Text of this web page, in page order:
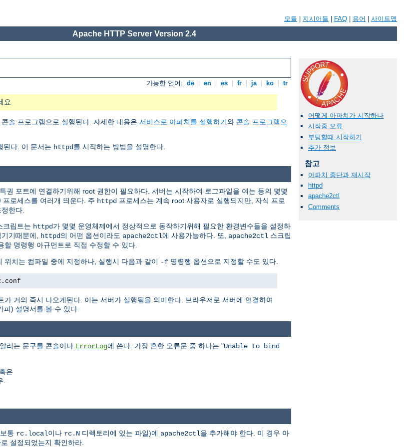
모듈 지시어들 FAQ 용어 사이트맵
Apache HTTP Server Version 2.4
가능한 언어: de en es fr ja ko tr
요.
솔 프로그램으로 실행된다. 자세한 내용은 서비스로 아파치를 실행하기와 콘솔 프로그램으
된다. 이 문서는 httpd를 시작하는 방법을 설명한다.
어떻게 아파치가 시작하나
시작중 오류
부팅할때 시작하기
추가 정보
참고
아파치 중단과 재시작
httpd
apache2ctl
Comments
권 포트에 연결하기위해 root 권한이 필요하다. 서버는 시작하여 로그파일을 여는 등의 몇몇
프로세스를 여러개 띄운다. 주 httpd 프로세스는 계속 root 사용자로 실행되지만, 자식 프로
한다.
크립트는 httpd가 몇몇 운영체제에서 정상적으로 동작하기위해 필요한 환경변수들을 설정하
기때문에, httpd의 어떤 옵션이라도 apache2ctl에 사용가능하다. 또, apache2ctl 스크립
할 명령행 아규먼트로 직접 수정할 수 있다.
위치는 컴파일 중에 지정하나, 실행시 다음과 같이 -f 명령행 옵션으로 지정할 수도 있다.
거의 즉시 나오게된다. 이는 서버가 실행됨을 의미한다. 브라우저로 서버에 연결하여
) 설명서를 볼 수 있다.
리는 문구를 콘솔이나 ErrorLog에 쓴다. 가장 흔한 오류문 중 하나는 "Unable to bind
은
통 rc.local이나 rc.N 디렉토리에 있는 파일)에 apache2ctl을 추가해야 한다. 이 경우 아
설정되었는지 확인하라.